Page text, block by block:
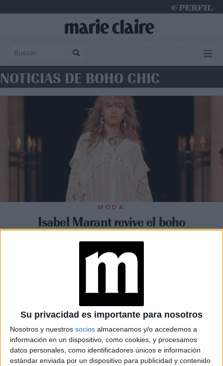
Su privacidad es importante para nosotros
Nosotros y nuestros socios almacenamos y/o accedemos a
información en un dispositivo, como cookies, y procesamos
datos personales, como identificadores únicos e información
estándar enviada por un dispositivo para publicidad y contenido
NOTICIAS DE BOHO CHIC
MODA
Isabel Marant revive el boho
parisino con botas pirata y un
front row mediático en París
Fashion Week
Espacio Publicitario